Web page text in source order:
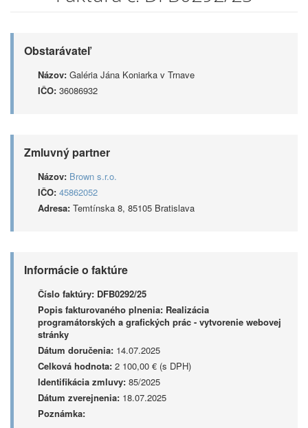
Obstarávateľ
Názov: Galéria Jána Koniarka v Trnave
IČO: 36086932
Zmluvný partner
Názov: Brown s.r.o.
IČO: 45862052
Adresa: Temtínska 8, 85105 Bratislava
Informácie o faktúre
Číslo faktúry: DFB0292/25
Popis fakturovaného plnenia: Realizácia
programátorských a grafických prác - vytvorenie webovej
stránky
Dátum doručenia: 14.07.2025
Celková hodnota: 2 100,00 € (s DPH)
Identifikácia zmluvy: 85/2025
Dátum zverejnenia: 18.07.2025
Poznámka: